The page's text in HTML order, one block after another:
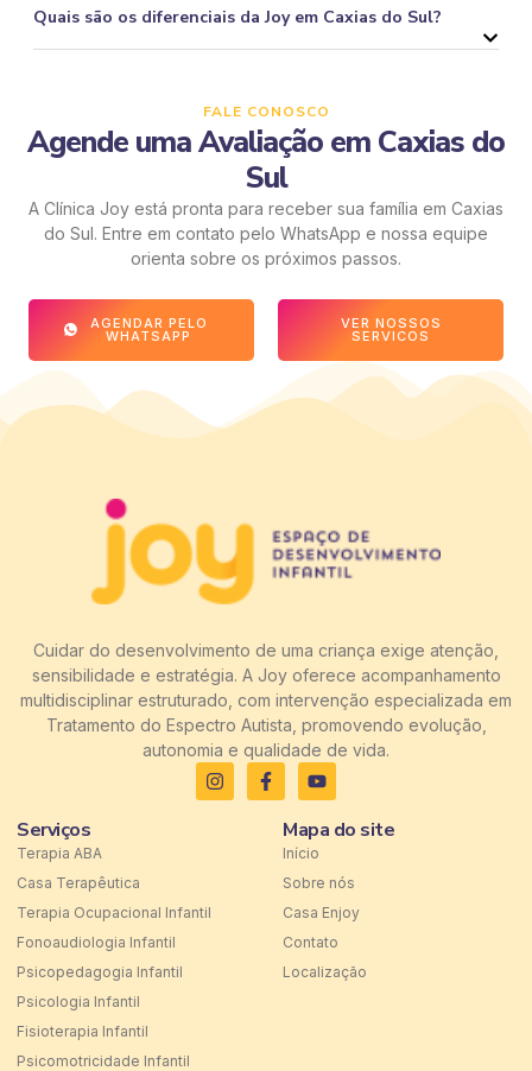
Quais são os diferenciais da Joy em Caxias do Sul?
FALE CONOSCO
Agende uma Avaliação em Caxias do
Sul
A Clínica Joy está pronta para receber sua família em Caxias
do Sul. Entre em contato pelo WhatsApp e nossa equipe
orienta sobre os próximos passos.
AGENDAR PELO
WHATSAPP
VER NOSSOS
SERVICOS
Cuidar do desenvolvimento de uma criança exige atenção,
sensibilidade e estratégia. A Joy oferece acompanhamento
multidisciplinar estruturado, com intervenção especializada em
Tratamento do Espectro Autista, promovendo evolução,
autonomia e qualidade de vida.
Serviços
Terapia ABA
Casa Terapêutica
Terapia Ocupacional Infantil
Fonoaudiologia Infantil
Psicopedagogia Infantil
Psicologia Infantil
Fisioterapia Infantil
Psicomotricidade Infantil
Mapa do site
Início
Sobre nós
Casa Enjoy
Contato
Localização